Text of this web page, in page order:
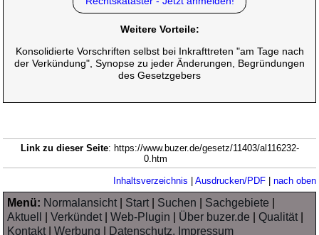
Weitere Vorteile:
Konsolidierte Vorschriften selbst bei Inkrafttreten "am Tage nach
der Verkündung", Synopse zu jeder Änderungen, Begründungen
des Gesetzgebers
Link zu dieser Seite: https://www.buzer.de/gesetz/11403/al116232-
0.htm
Inhaltsverzeichnis Ausdrucken/PDF| nach oben
Menü: Normalansicht| Start| Suchen Sachgebiete
Aktuell
|Verkündet|Web-Plugin Über buzer.de |Qualität|
Kontakt|Werbung Datenschutz, Impressum